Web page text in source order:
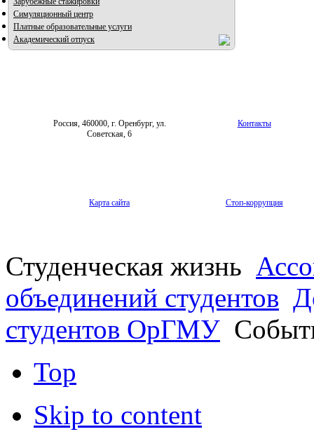
Симуляционный центр
Платные образовательные услуги
Академический отпуск
Россия, 460000, г. Оренбург, ул.
Советская, 6
Контакты
Карта сайта Стоп-коррупция
Студенческая жизнь
объединений студентов
студентов ОрГМУ
Top
Skip to content